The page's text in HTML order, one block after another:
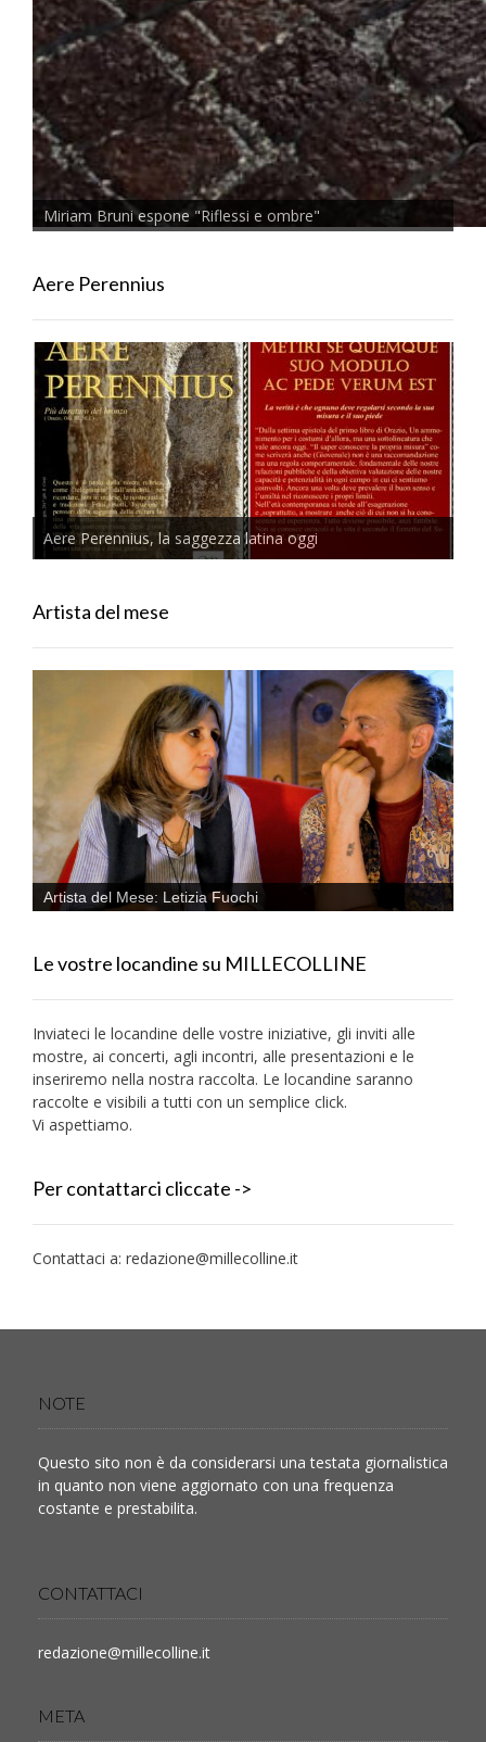
Miriam Bruni espone "Riflessi e ombre"
Aere Perennius
Aere Perennius, la saggezza latina oggi
Artista del mese
Artista del Mese: Letizia Fuochi
Le vostre locandine su MILLECOLLINE
Inviateci le locandine delle vostre iniziative, gli inviti alle
mostre, ai concerti, agli incontri, alle presentazioni e le
inseriremo nella nostra raccolta. Le locandine saranno
raccolte e visibili a tutti con un semplice click.
Vi aspettiamo.
Per contattarci cliccate ->
Contattaci a: redazione@millecolline.it
NOTE
Questo sito non è da considerarsi una testata giornalistica
in quanto non viene aggiornato con una frequenza
costante e prestabilita.
CONTATTACI
redazione@millecolline.it
META